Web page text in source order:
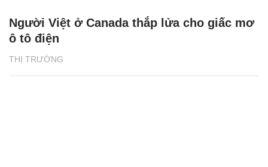
THỊ TRƯỜNG
Người Việt ở Canada thắp lửa cho giấc mơ
ô tô điện